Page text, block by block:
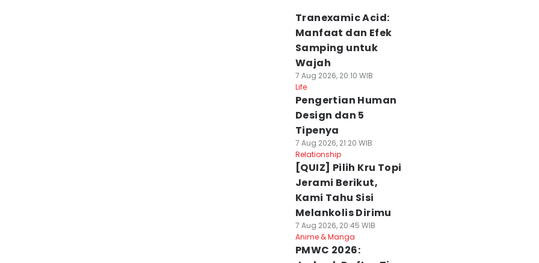
Tranexamic Acid:
Manfaat dan Efek
Samping untuk
Wajah
7 Aug 2026, 20:10 WIB
Life
Pengertian Human
Design dan 5
Tipenya
7 Aug 2026, 21:20 WIB
Relationship
[QUIZ] Pilih Kru Topi
Jerami Berikut,
Kami Tahu Sisi
Melankolis Dirimu
7 Aug 2026, 20:45 WIB
Anime & Manga
PMWC 2026: